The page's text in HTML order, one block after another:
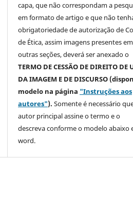
capa, que não correspondam a
em formato de artigo e que não
obrigatoriedade de autorização de
de Ética, assim imagens presentes em
outras seções, deverá ser anexado o
TERMO DE CESSÃO DE DIREITO DE
DA IMAGEM E DE DISCURSO
modelo na página "Instruções aos
autores"). Somente é necessário
autor principal assine o termo e o
descrevaconforme o modelo abaixo
word.